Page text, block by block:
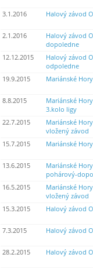
3.1.2016 Halový závod
2.1.2016
Halový závod
dopoledne
12.12.2015
Halový závod
odpoledne
19.9.2015 Mariánské
8.8.2015
Mariánské
3.kolo ligy
22.7.2015
Mariánské
vložený závod
15.7.2015 Mariánské
13.6.2015
Mariánské
pohárový-
16.5.2015
Mariánské
vložený závod
15.3.2015 Halový závod
7.3.2015 Halový závod
28.2.2015 Halový závod